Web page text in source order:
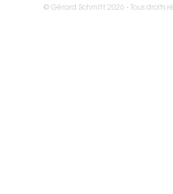
© Gérard Schmitt 2026 - Tous droits